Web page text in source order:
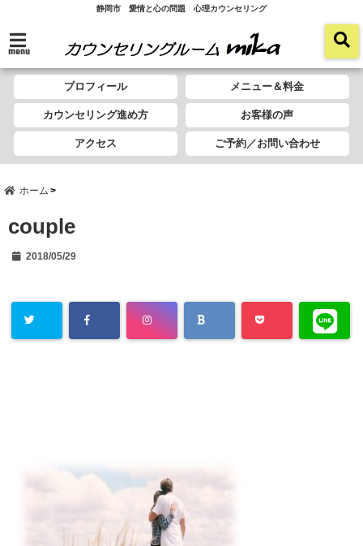
静岡市 愛情と心の問題 心理カウンセリング
menu
プロフィール メニュー＆料金
カウンセリング進め方 お客様の声
アクセス ご予約／お問い合わせ
ホーム
couple
2018/05/29